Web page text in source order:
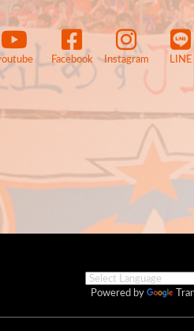
Facebook Instagram LINE
Powered by